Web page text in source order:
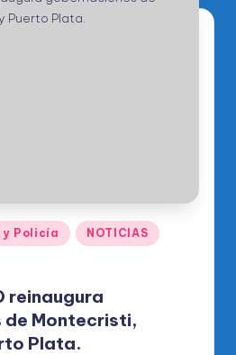
Policía NOTICIAS
reinaugura
Montecristi,
Plata.